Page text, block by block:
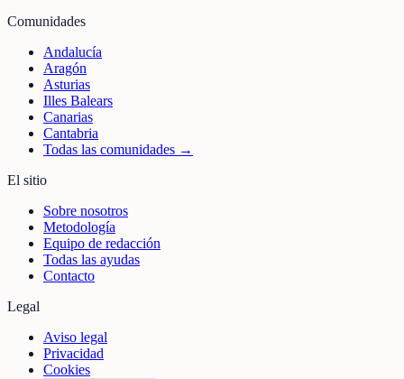
Comunidades
Andalucía
Aragón
Asturias
Illes Balears
Canarias
Cantabria
Todas las comunidades →
El sitio
Sobre nosotros
Metodología
Equipo de redacción
Todas las ayudas
Contacto
Legal
Aviso legal
Privacidad
Cookies